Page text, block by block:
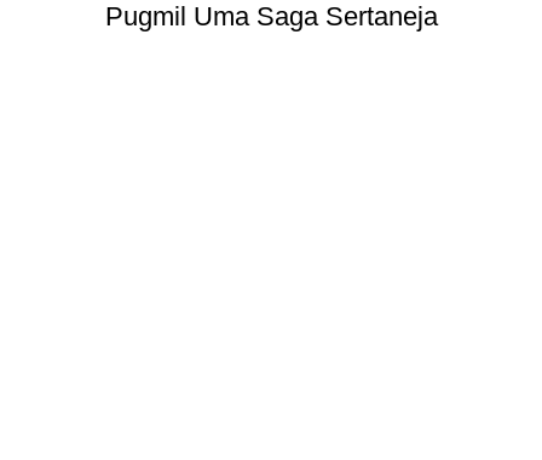
Pugmil Uma Saga Sertaneja